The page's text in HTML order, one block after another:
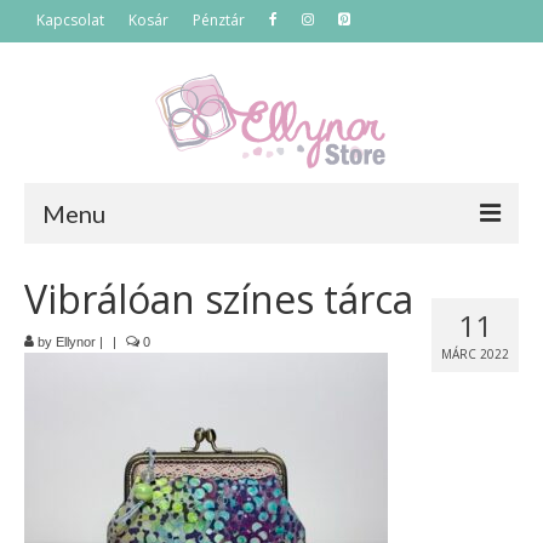
Kapcsolat Kosár Pénztár
Menu
Főoldal
Akciós termékek
Táskák
Neszeszerek
11
MÁRC 2022
Vibrálóan színes tárca
by Ellynor | | 0